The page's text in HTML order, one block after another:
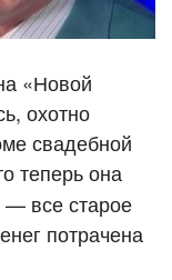
«Новой
охотно
свадебной
теперь она
— все старое
потрачена